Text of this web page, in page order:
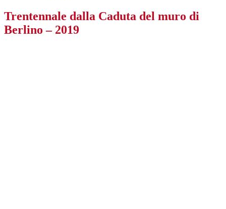
Trentennale dalla Caduta del muro di
Berlino – 2019